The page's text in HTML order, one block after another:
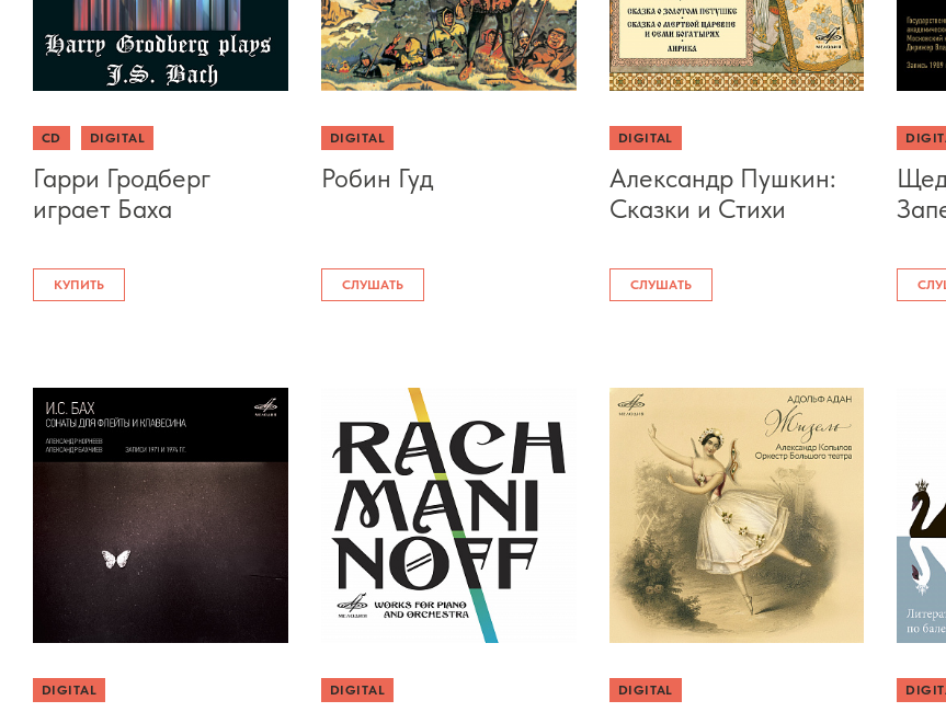
CD DIGITAL
Гарри Гродберг
играет Баха
КУПИТЬ
DIGITAL
Робин Гуд
СЛУШАТЬ
DIGITAL
Александр Пушкин:
Сказки и Стихи
СЛУШАТЬ
DIGITAL DIGITAL DIGITAL